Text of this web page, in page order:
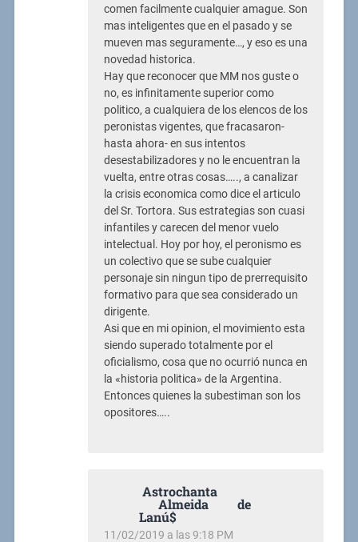
comen facilmente cualquier amague. Son
mas inteligentes que en el pasado y se
mueven mas seguramente…, y eso es una
novedad historica.
Hay que reconocer que MM nos guste o
no, es infinitamente superior como
politico, a cualquiera de los elencos de los
peronistas vigentes, que fracasaron-
hasta ahora- en sus intentos
desestabilizadores y no le encuentran la
vuelta, entre otras cosas….., a canalizar
la crisis economica como dice el articulo
del Sr. Tortora. Sus estrategias son cuasi
infantiles y carecen del menor vuelo
intelectual. Hoy por hoy, el peronismo es
un colectivo que se sube cualquier
personaje sin ningun tipo de prerrequisito
formativo para que sea considerado un
dirigente.
Asi que en mi opinion, el movimiento esta
siendo superado totalmente por el
oficialismo, cosa que no ocurrió nunca en
la «historia politica» de la Argentina.
Entonces quienes la subestiman son los
opositores…..
Astrochanta
Almeida de
Lanú$
11/02/2019 a las 9:18 PM